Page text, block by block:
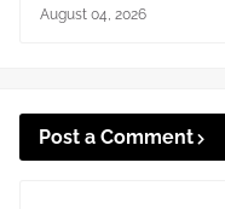
August 04, 2026
Post a Comment